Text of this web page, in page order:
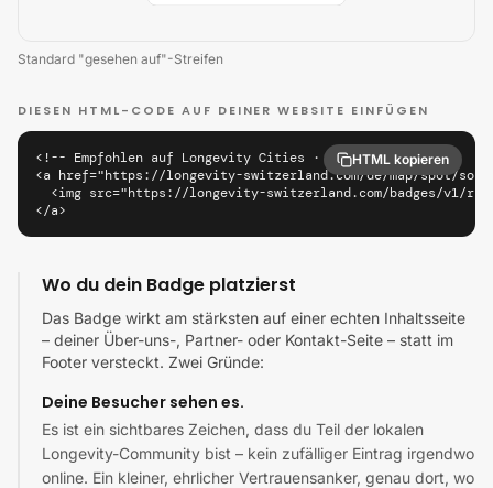
Standard "gesehen auf"-Streifen
DIESEN HTML-CODE AUF DEINER WEBSITE EINFÜGEN
<!-- Empfohlen auf Longevity Cities · Riad -->
<a href="https://longevity-switzerland.com/de/map/spot/
<img src="https://longevity-switzerland.com/badges/v1/
</a>
HTML kopieren
Wo du dein Badge platzierst
Das Badge wirkt am stärksten auf einer echten Inhaltsseite
– deiner Über-uns-, Partner- oder Kontakt-Seite – statt im
Footer versteckt. Zwei Gründe:
Deine Besucher sehen es.
Es ist ein sichtbares Zeichen, dass du Teil der lokalen
Longevity-Community bist – kein zufälliger Eintrag irgendwo
online. Ein kleiner, ehrlicher Vertrauensanker, genau dort, wo